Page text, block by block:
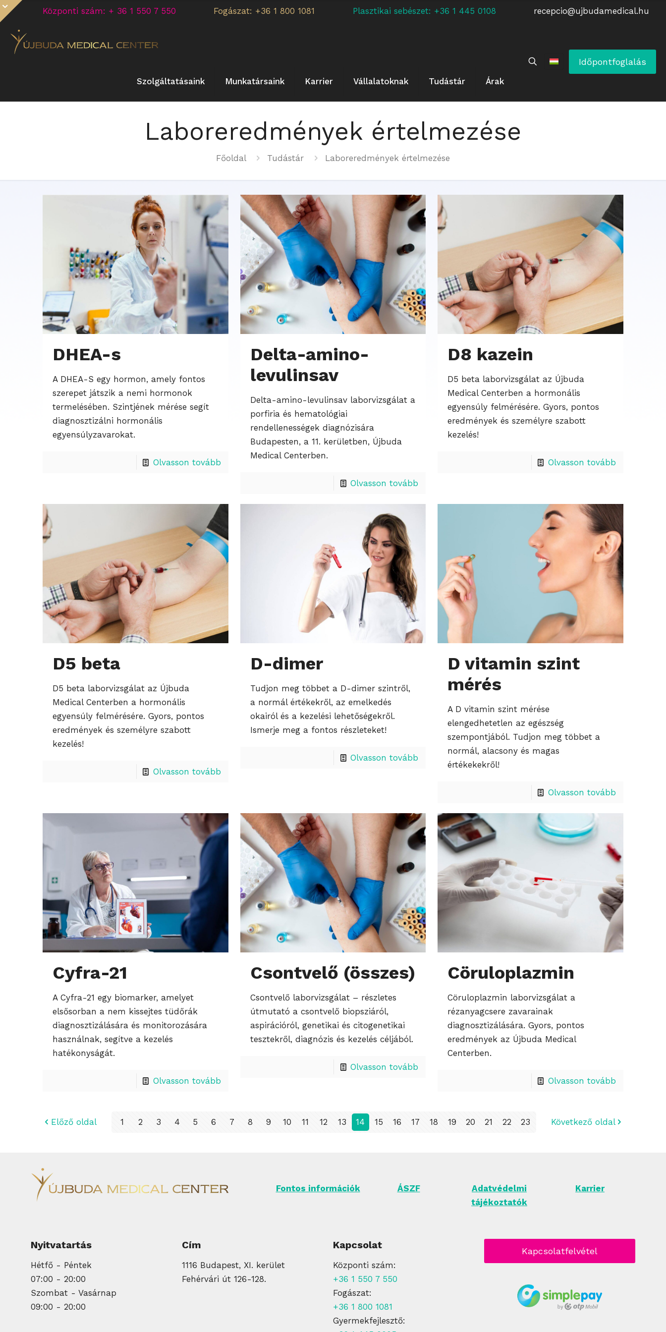
Központi szám: + 36 1 550 7 550 Fogászat: +36 1 800 1081 Plasztikai sebészet: +36 1 445 0108 recepcio@ujbudamedical.hu
Szolgáltatásaink Munkatársaink Karrier Vállalatoknak Tudástár Árak
Időpontfoglalás
Laboreredmények értelmezése
Főoldal Tudástár Laboreredmények értelmezése
DHEA-s
A DHEA-S egy hormon, amely fontos
szerepet játszik a nemi hormonok
termelésében. Szintjének mérése segít
diagnosztizálni hormonális
egyensúlyzavarokat.
Olvasson tovább
Delta-amino-
levulinsav
Delta-amino-levulinsav laborvizsgálat a
porfiria és hematológiai
rendellenességek diagnózisára
Budapesten, a 11. kerületben, Újbuda
Medical Centerben.
Olvasson tovább
D8 kazein
D5 beta laborvizsgálat az Újbuda
Medical Centerben a hormonális
egyensúly felmérésére. Gyors, pontos
eredmények és személyre szabott
kezelés!
Olvasson tovább
D5 beta
D5 beta laborvizsgálat az Újbuda
Medical Centerben a hormonális
egyensúly felmérésére. Gyors, pontos
eredmények és személyre szabott
kezelés!
Olvasson tovább
D-dimer
Tudjon meg többet a D-dimer szintről,
a normál értékekről, az emelkedés
okairól és a kezelési lehetőségekről.
Ismerje meg a fontos részleteket!
Olvasson tovább
D vitamin szint
mérés
A D vitamin szint mérése
elengedhetetlen az egészség
szempontjából. Tudjon meg többet a
normál, alacsony és magas
értékekekről!
Olvasson tovább
Cyfra-21
A Cyfra-21 egy biomarker, amelyet
elsősorban a nem kissejtes tüdőrák
diagnosztizálására és monitorozására
használnak, segítve a kezelés
hatékonyságát.
Olvasson tovább
Csontvelő (összes)
Csontvelő laborvizsgálat – részletes
útmutató a csontvelő biopsziáról,
aspirációról, genetikai és citogenetikai
tesztekről, diagnózis és kezelés céljából.
Olvasson tovább
Cöruloplazmin
Cöruloplazmin laborvizsgálat a
rézanyagcsere zavarainak
diagnosztizálására. Gyors, pontos
eredmények az Újbuda Medical
Centerben.
Olvasson tovább
Előző oldal 1 2 3 4 5 6 7 8 9 10 11 12 13 14 15 16 17 18 19 20 21 22 23 Következő oldal
Fontos információk ÁSZF
Adatvédelmi
tájékoztatók
Karrier
Nyitvatartás
Hétfő - Péntek
07:00 - 20:00
Szombat - Vasárnap
09:00 - 20:00
Cím
1116 Budapest, XI. kerület
Fehérvári út 126-128.
Kapcsolat
Központi szám:
+36 1 550 7 550
Fogászat:
+36 1 800 1081
Gyermekfejlesztő:
Kapcsolatfelvétel